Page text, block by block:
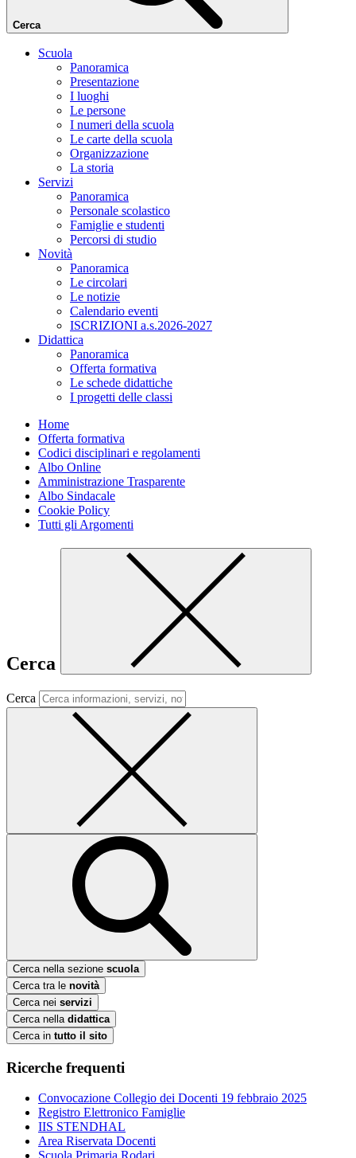
Cerca
Scuola
Panoramica
Presentazione
I luoghi
Le persone
I numeri della scuola
Le carte della scuola
Organizzazione
La storia
Servizi
Panoramica
Personale scolastico
Famiglie e studenti
Percorsi di studio
Novità
Panoramica
Le circolari
Le notizie
Calendario eventi
ISCRIZIONI a.s.2026-2027
Didattica
Panoramica
Offerta formativa
Le schede didattiche
I progetti delle classi
Home
Offerta formativa
Codici disciplinari e regolamenti
Albo Online
Amministrazione Trasparente
Albo Sindacale
Cookie Policy
Tutti gli Argomenti
Cerca
Cerca
Cerca nella sezione scuola
Cerca tra le novità
Cerca nei servizi
Cerca nella didattica
Cerca in tutto il sito
Ricerche frequenti
Convocazione Collegio dei Docenti 19 febbraio 2025
Registro Elettronico Famiglie
IIS STENDHAL
Area Riservata Docenti